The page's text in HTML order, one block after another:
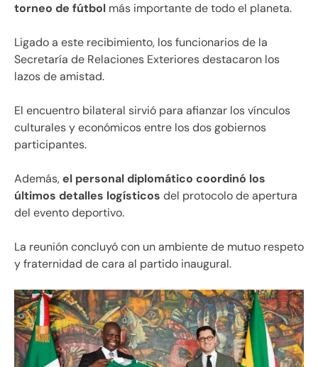
torneo de fútbol más importante de todo el planeta.
Ligado a este recibimiento, los funcionarios de la
Secretaría de Relaciones Exteriores destacaron los
lazos de amistad.
El encuentro bilateral sirvió para afianzar los vínculos
culturales y económicos entre los dos gobiernos
participantes.
Además,el personal diplomático coordinó los
últimos detalles logísticos del protocolo de apertura
del evento deportivo.
La reunión concluyó con un ambiente de mutuo respeto
y fraternidad de cara al partido inaugural.